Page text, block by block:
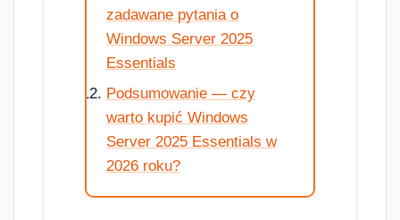
zadawane pytania o
Windows Server 2025
Essentials
Podsumowanie — czy
warto kupić Windows
Server 2025 Essentials w
2026 roku?